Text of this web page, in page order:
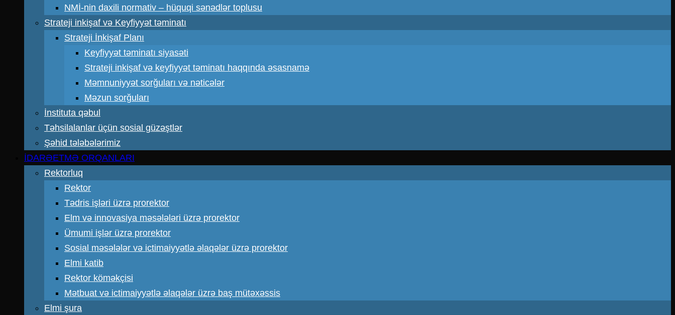
NMİ-nin daxili normativ – hüquqi sənədlər toplusu
Strateji inkişaf və Keyfiyyət təminatı
Strateji İnkişaf Planı
Keyfiyyət təminatı siyasəti
Strateji inkişaf və keyfiyyət təminatı haqqında əsasnamə
Məmnuniyyət sorğuları və nəticələr
Məzun sorğuları
İnstituta qəbul
Təhsilalanlar üçün sosial güzəştlər
Şəhid tələbələrimiz
İDARƏETMƏ ORQANLARI
Rektorluq
Rektor
Tədris işləri üzrə prorektor
Elm və innovasiya məsələləri üzrə prorektor
Ümumi işlər üzrə prorektor
Sosial məsələlər və ictimaiyyətlə əlaqələr üzrə prorektor
Elmi katib
Rektor köməkçisi
Mətbuat və ictimaiyyətlə əlaqələr üzrə baş mütəxəssis
Elmi şura